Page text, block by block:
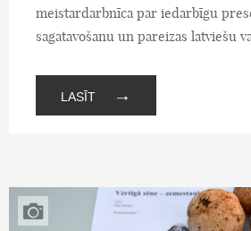
meistardarbnīca par iedarbīgu
sagatavošanu un pareizas latviešu
LASĪT →